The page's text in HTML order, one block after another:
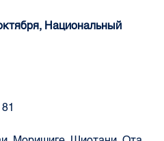
Национальный